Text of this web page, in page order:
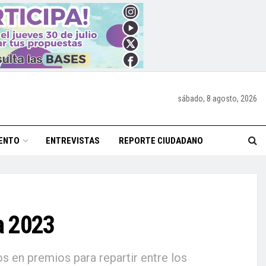
sábado, 8 agosto, 2026
ENTREVISTAS REPORTE CIUDADANO
2023
en premios para repartir entre los